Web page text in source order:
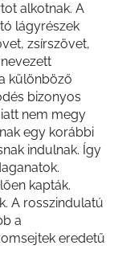
alkotnak. A
lágyrészek
zsírszövet,
különböző
bizonyos
nem megy
egy korábbi
indulnak. Így
kapták.
A rosszindulatú
a
eredetű